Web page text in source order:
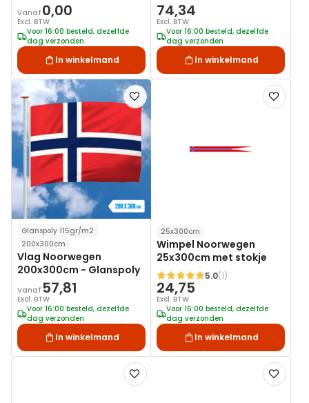
Vanaf 0,00
Excl. BTW
Voor 16:00 besteld, dezelfde
dag verzonden
In winkelmand
74,34
Excl. BTW
Voor 16:00 besteld, dezelfde
dag verzonden
In winkelmand
Voeg
toe
aan
verlanglijst
Glanspoly 115gr/m2
200x300cm
Vlag Noorwegen
200x300cm - Glanspoly
Vanaf 57,81
Excl. BTW
Voor 16:00 besteld, dezelfde
dag verzonden
In winkelmand
Voeg
toe
25x300cm
Wimpel Noorwegen
25x300cm met stokje
Waardering:
5.0(1)
24,75
Excl. BTW
Voor 16:00 besteld, dezelfde
dag verzonden
In winkelmand
Voeg
toe
Voeg
toe